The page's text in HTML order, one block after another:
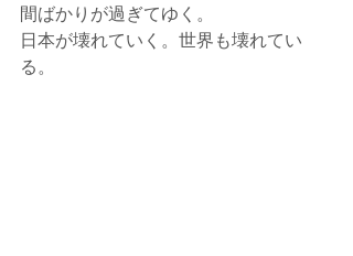
間ばかりが過ぎてゆく。
日本が壊れていく。世界も壊れてい
る。